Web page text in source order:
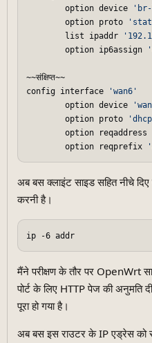
        option device
        option proto
        list ipaddr
        option ip6assign
~~संक्षिप्त~~
config interface
'wan6'
        option device
        option proto
        option reqaddress
        option reqprefix
अब बस क्लाइंट साइड सहित नीचे
करनी है।
ip -6 addr
मैंने परीक्षण के तौर पर OpenWrt
पोर्ट के लिए HTTP पेज की अनुमति
पूरा हो गया है।
अब बस इस राउटर के IP एड्रेस को